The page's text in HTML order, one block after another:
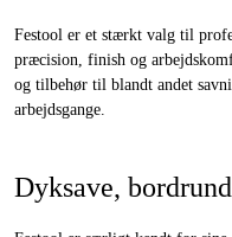
Festool er et stærkt valg til
præcision, finish og
og tilbehør til blandt andet
arbejdsgange.
Dyksave,